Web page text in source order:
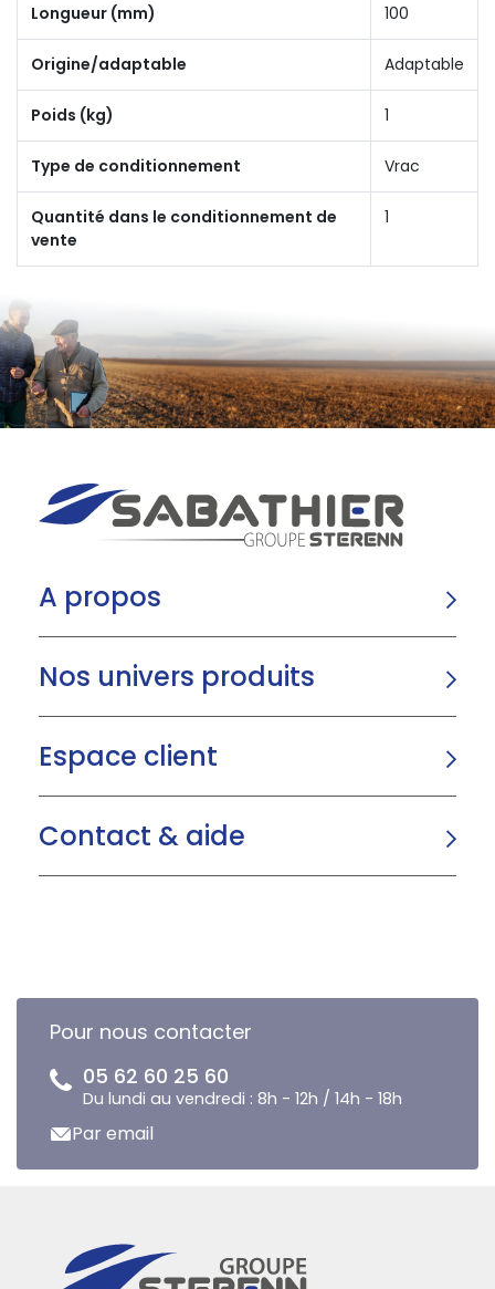
Longueur (mm) 100
Origine/adaptable Adaptable
Poids (kg) 1
Type de conditionnement Vrac
Quantité dans le conditionnement de
vente
1
A propos
Nos univers produits
Espace client
Contact & aide
Pour nous contacter
05 62 60 25 60
Du lundi au vendredi : 8h - 12h / 14h - 18h
Par email